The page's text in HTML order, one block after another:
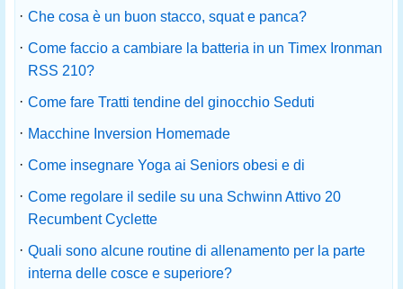
· Che cosa è un buon stacco, squat e panca?
· Come faccio a cambiare la batteria in un Timex Ironman
RSS 210?
· Come fare Tratti tendine del ginocchio Seduti
· Macchine Inversion Homemade
· Come insegnare Yoga ai Seniors obesi e di
· Come regolare il sedile su una Schwinn Attivo 20
Recumbent Cyclette
· Quali sono alcune routine di allenamento per la parte
interna delle cosce e superiore?